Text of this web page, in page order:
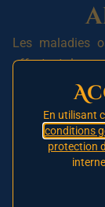
Les maladies
affectent les
maladies
affecter les
vie. Elles sont
d’invalidité
Les
l’arthrose,
En utilisant
conditions
protection